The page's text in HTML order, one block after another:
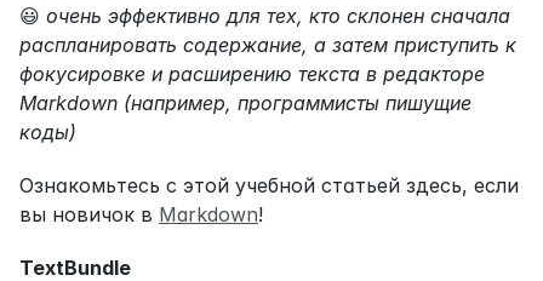
😃 очень эффективно для тех, кто склонен сначала
распланировать содержание, а затем приступить к
фокусировке и расширению текста в редакторе
Markdown (например, программисты пишущие
коды)
Ознакомьтесь с этой учебной статьей здесь, если
вы новичок в Markdown!
TextBundle